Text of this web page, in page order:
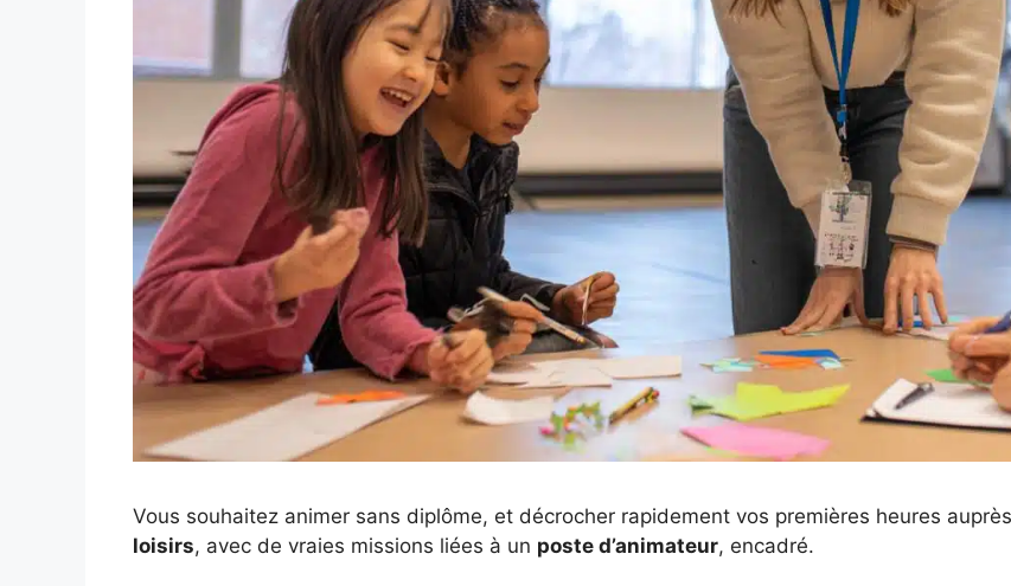
Vous souhaitez animer sans diplôme, et décrocher rapidement vos premières heures
loisirs, avec de vraies missions liées à un poste d’animateur, encadré.